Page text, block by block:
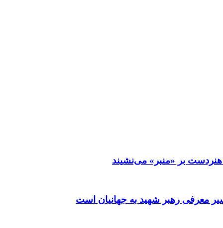
بر «منبر» می‌نشیند
معرفی رهبر شهید به جهانیان است